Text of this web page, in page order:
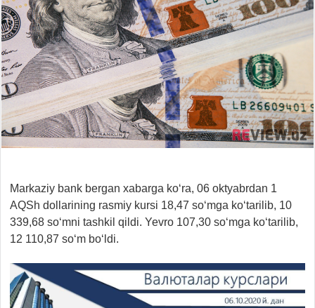
Markaziy bank bergan xabarga ko‘ra, 06 oktyabrdan 1
AQSh dollarining rasmiy kursi 18,47 so‘mga ko‘tarilib, 10
339,68 so‘mni tashkil qildi. Yevro 107,30 so‘mga ko‘tarilib,
12 110,87 so‘m bo‘ldi.